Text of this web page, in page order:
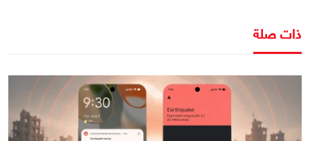
ذات صلة